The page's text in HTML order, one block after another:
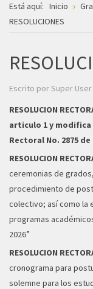
Está aquí: Inicio
RESOLUCIONES
Escrito porSuper User
RESOLUCION
articulo 1 y
Rectoral No. 2875 de
RESOLUCION
ceremonias de
procedimiento de
colectivo; así como la
programas
2026”
RESOLUCION
cronograma para
solemne para los